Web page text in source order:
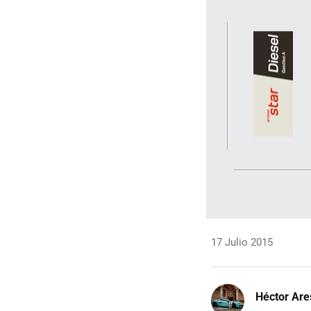
17 Julio 2015
Héctor